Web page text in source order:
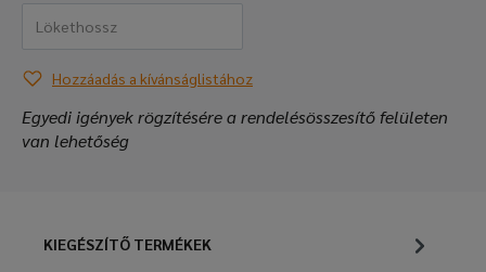
Hozzáadás a kívánságlistához
Egyedi igények rögzítésére a rendelésösszesítő felületen
van lehetőség
KIEGÉSZÍTŐ TERMÉKEK